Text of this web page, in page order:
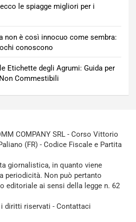
le spiagge migliori per i
non è così innocuo come sembra:
conoscono
Etichette degli Agrumi: Guida per
Commestibili
COMPANY SRL - Corso Vittorio
(FR) - Codice Fiscale e Partita
giornalistica, in quanto viene
periodicità. Non può pertanto
editoriale ai sensi della legge n. 62
diritti riservati - Contattaci